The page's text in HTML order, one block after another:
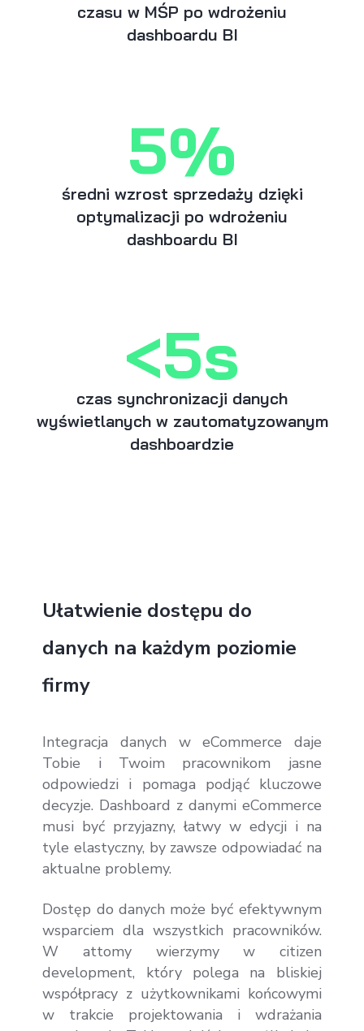
czasu w MŚP po wdrożeniu
dashboardu BI
5%
średni wzrost sprzedaży dzięki
optymalizacji po wdrożeniu
dashboardu BI
<5s
czas synchronizacji danych
wyświetlanych w zautomatyzowanym
dashboardzie
Ułatwienie dostępu do
danych na każdym poziomie
firmy
Integracja danych w eCommerce daje
Tobie i Twoim pracownikom jasne
odpowiedzi i pomaga podjąć kluczowe
decyzje. Dashboard z danymi eCommerce
musi być przyjazny, łatwy w edycji i na
tyle elastyczny, by zawsze odpowiadać na
aktualne problemy.
Dostęp do danych może być efektywnym
wsparciem dla wszystkich pracowników.
W attomy wierzymy w citizen
development, który polega na bliskiej
współpracy z użytkownikami końcowymi
w trakcie projektowania i wdrażania